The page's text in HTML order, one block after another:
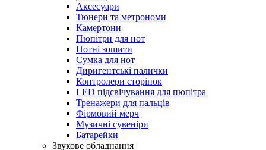
Аксесуари
Тюнери та метрономи
Камертони
Пюпітри для нот
Нотні зошити
Сумка для нот
Диригентські палички
Контролери сторінок
LED підсвічування для пюпітра
Тренажери для пальців
Фірмовий мерч
Музичні сувеніри
Батарейки
Звукове обладнання